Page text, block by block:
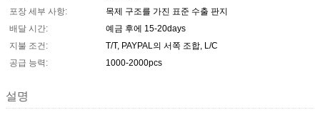
포장 세부 사항:
목제 구조를 가진 표준 수출 판지
배달 시간:
예금 후에 15-20days
지불 조건:
T/T, PAYPAL의 서쪽 조합, L/C
공급 능력:
1000-2000pcs
설명